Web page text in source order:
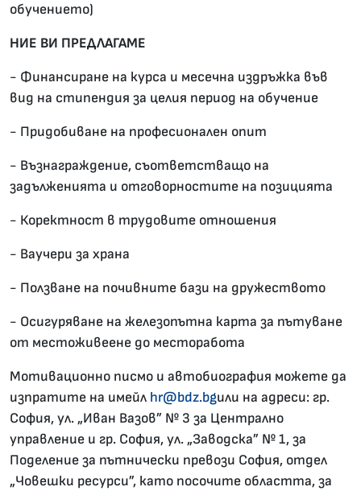
обучението)
НИЕ ВИ ПРЕДЛАГАМЕ
- Финансиране на курса и месечна издръжка във
вид на стипендия за целия период на обучение
- Придобиване на професионален опит
- Възнаграждение, съответстващо на
задълженията и отговорностите на позицията
- Коректност в трудовите отношения
- Ваучери за храна
- Ползване на почивните бази на дружеството
- Осигуряване на железопътна карта за пътуване
от местоживеене до месторабота
Мотивационно писмо и автобиография можете да
изпратите на имейл hr@bdz.bgили на адреси: гр.
София, ул. „Иван Вазов” № 3 за Централно
управление и гр. София, ул. „Заводска” № 1, за
Поделение за пътнически превози София, отдел
„Човешки ресурси”, като посочите областта, за